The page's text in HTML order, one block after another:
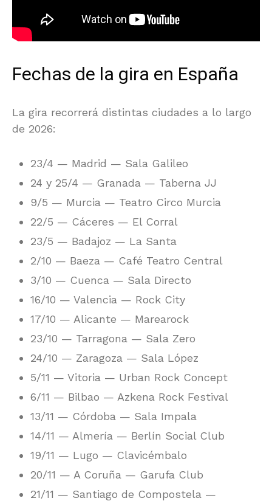
Fechas de la gira en España
La gira recorrerá distintas ciudades a lo largo
de 2026:
23/4 — Madrid — Sala Galileo
24 y 25/4 — Granada — Taberna JJ
9/5 — Murcia — Teatro Circo Murcia
22/5 — Cáceres — El Corral
23/5 — Badajoz — La Santa
2/10 — Baeza — Café Teatro Central
3/10 — Cuenca — Sala Directo
16/10 — Valencia — Rock City
17/10 — Alicante — Marearock
23/10 — Tarragona — Sala Zero
24/10 — Zaragoza — Sala López
5/11 — Vitoria — Urban Rock Concept
6/11 — Bilbao — Azkena Rock Festival
13/11 — Córdoba — Sala Impala
14/11 — Almería — Berlín Social Club
19/11 — Lugo — Clavicémbalo
20/11 — A Coruña — Garufa Club
21/11 — Santiago de Compostela —